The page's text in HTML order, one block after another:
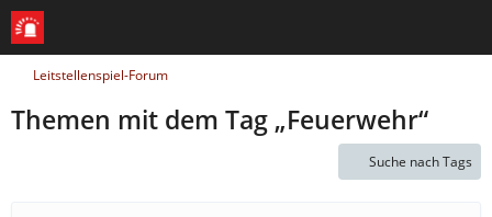
Leitstellenspiel-Forum
Themen mit dem Tag „Feuerwehr“
Suche nach Tags